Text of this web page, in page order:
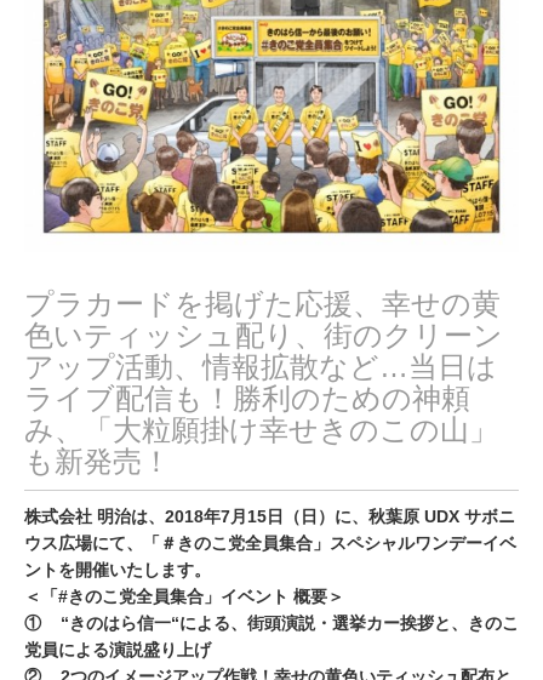
プラカードを掲げた応援、幸せの黄
色いティッシュ配り、街のクリーン
アップ活動、情報拡散など…当日は
ライブ配信も！勝利のための神頼
み、「大粒願掛け幸せきのこの山」
も新発売！
株式会社 明治は、2018年7月15日（日）に、秋葉原 UDX サボニ
ウス広場にて、「＃きのこ党全員集合」スペシャルワンデーイベ
ントを開催いたします。
＜「#きのこ党全員集合」イベント 概要＞
① “きのはら信一“による、街頭演説・選挙カー挨拶と、きのこ
党員による演説盛り上げ